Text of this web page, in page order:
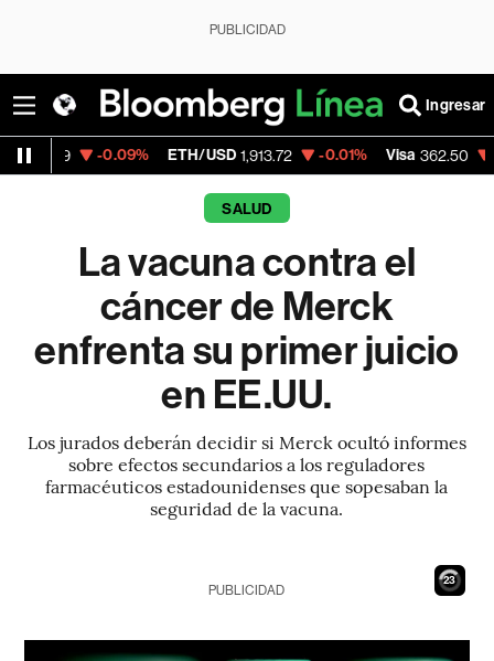
PUBLICIDAD
Ingresar
ETH/USD 1,913.72 -0.01% Visa 362.50 -2.15%
SALUD
La vacuna contra el
cáncer de Merck
enfrenta su primer juicio
en EE.UU.
Los jurados deberán decidir si Merck ocultó informes
sobre efectos secundarios a los reguladores
farmacéuticos estadounidenses que sopesaban la
seguridad de la vacuna.
22
PUBLICIDAD